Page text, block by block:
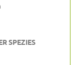
SPEZIES